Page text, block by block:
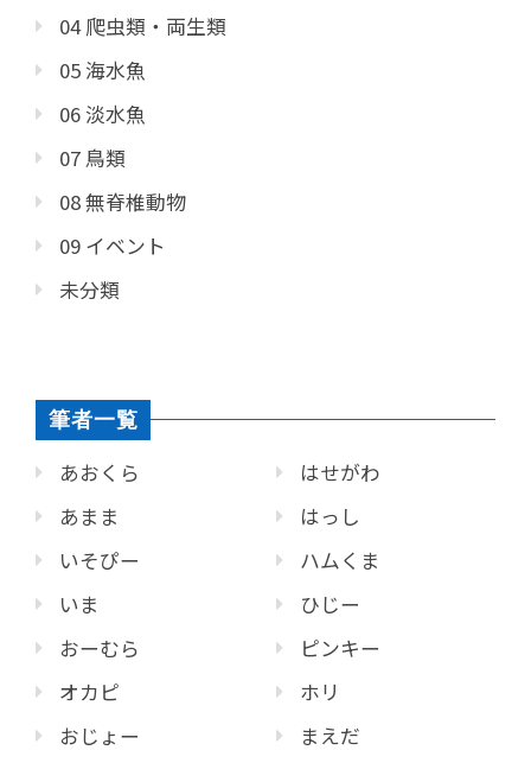
04 爬虫類・両生類
05 海水魚
06 淡水魚
07 鳥類
08 無脊椎動物
09 イベント
未分類
筆者一覧
あおくら
あまま
いそぴー
いま
おーむら
オカピ
おじょー
はせがわ
はっし
ハムくま
ひじー
ピンキー
ホリ
まえだ